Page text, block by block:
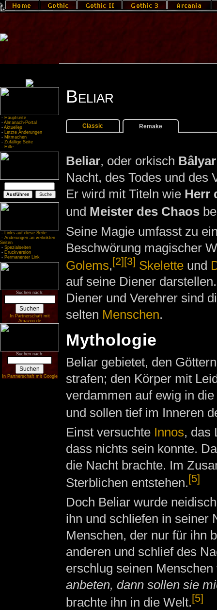
- Hauptseite
- Almanach-Portal
- Aktuelles
- Letzte Änderungen
- Mitmachen
- Zufällige Seite
- Hilfe
- Links auf diese Seite
- Änderungen an verlinkten
Seiten
- Spezialseiten
- Druckversion
- Permanenter Link
Suchen nach:
In Partnerschaft mit
Amazon.de
Suchen nach:
In Partnerschaft mit Google
Beliar
Classic Remake
Beliar, oder orkisch Bâlyar
Nacht, des Todes und des
Er wird mit Titeln wie Herr
und Meister des Chaos
Seine Magie umfasst zu
Beschwörung magischer
Golems,[2][3] Skeletteund
auf seine Diener
Diener und Verehrer sind
selten Menschen.
Mythologie
Beliar gebietet, den
strafen; den Körper mit
verdammen auf ewig in
und sollen tief im Inneren
Einst versuchte Innos, das
dass nichts sein konnte.
die Nacht brachte. Im
Sterblichen entstehen.[5]
Doch Beliar wurde
ihn und schliefen in seiner
Menschen, der nur für ihn
anderen und schlief des
erschlug seinen
anbeten, dann sollen sie
brachte ihn in die Welt.[5]